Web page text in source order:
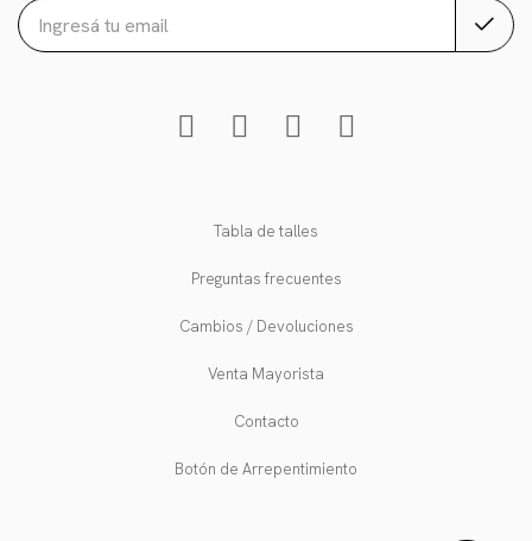
Tabla de talles
Preguntas frecuentes
Cambios / Devoluciones
Venta Mayorista
Contacto
Botón de Arrepentimiento